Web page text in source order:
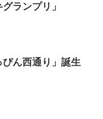
ランプリ」
ん西通り」誕生